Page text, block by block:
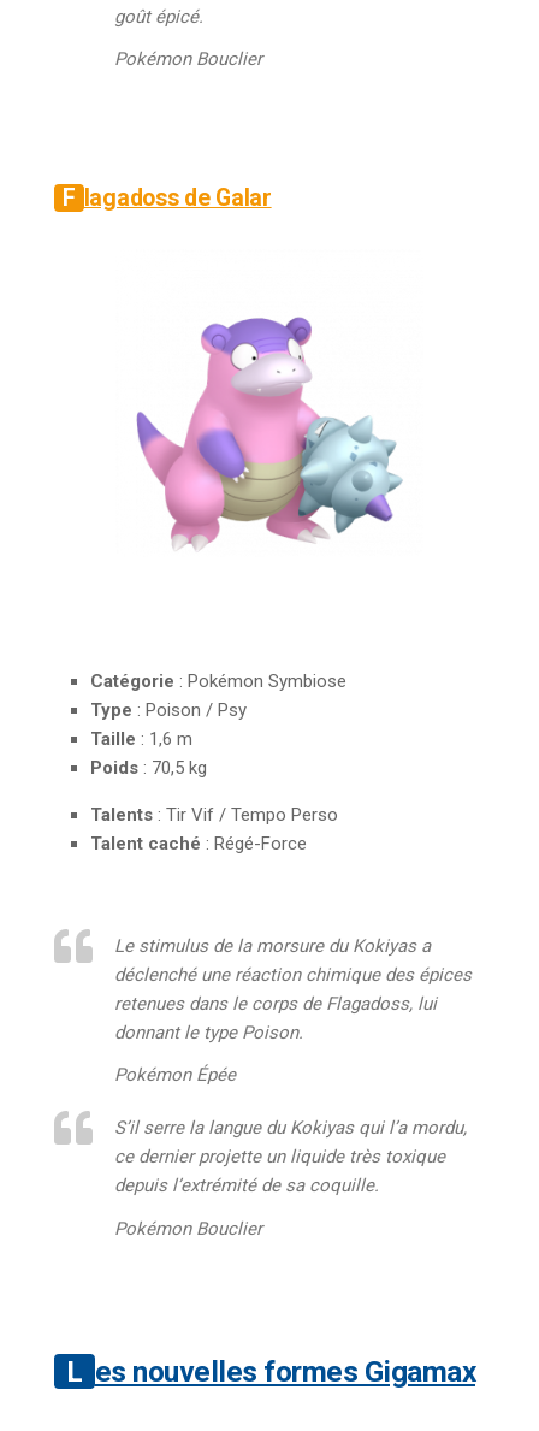
goût épicé.
Pokémon Bouclier
Flagadoss de Galar
Catégorie : Pokémon Symbiose
Type : Poison / Psy
Taille : 1,6 m
Poids : 70,5 kg
Talents : Tir Vif / Tempo Perso
Talent caché : Régé-Force
Le stimulus de la morsure du Kokiyas a
déclenché une réaction chimique des épices
retenues dans le corps de Flagadoss, lui
donnant le type Poison.
Pokémon Épée
S’il serre la langue du Kokiyas qui l’a mordu,
ce dernier projette un liquide très toxique
depuis l’extrémité de sa coquille.
Pokémon Bouclier
Les nouvelles formes Gigamax